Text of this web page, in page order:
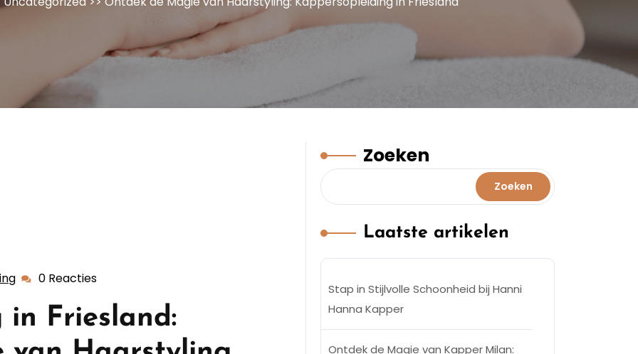
dekappersopleiding
0 Reacties
in Friesland:
Zoeken
Zoeken
Laatste artikelen
Stap in Stijlvolle Schoonheid bij Hanni
Hanna Kapper
Ontdek de Magie van Kapper Milan: